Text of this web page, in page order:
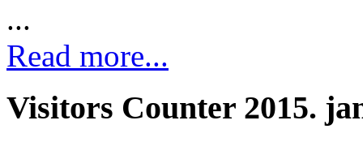
...
Read more...
Visitors Counter 2015.